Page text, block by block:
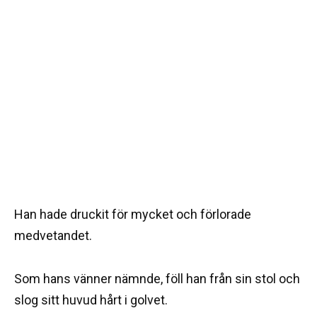
Han hade druckit för mycket och förlorade
medvetandet.
Som hans vänner nämnde, föll han från sin stol och
slog sitt huvud hårt i golvet.